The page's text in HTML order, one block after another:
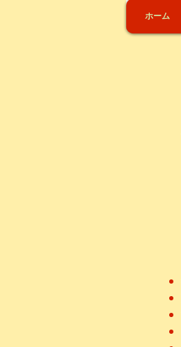
ホーム